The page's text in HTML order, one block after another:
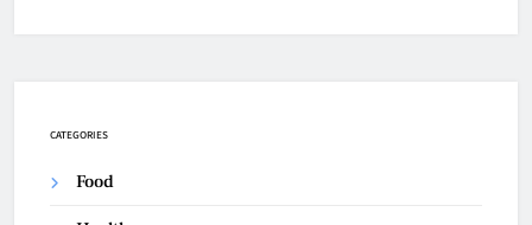
CATEGORIES
Food